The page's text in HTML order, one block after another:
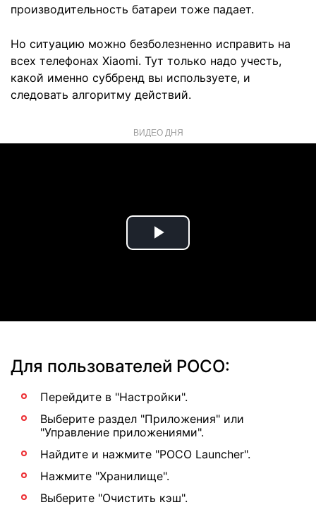
производительность батареи тоже падает.
Но ситуацию можно безболезненно исправить на
всех телефонах Xiaomi. Тут только надо учесть,
какой именно суббренд вы используете, и
следовать алгоритму действий.
ВИДЕО ДНЯ
Play
Для пользователей POCO:
Перейдите в "Настройки".
Выберите раздел "Приложения" или
"Управление приложениями".
Найдите и нажмите "POCO Launcher".
Нажмите "Хранилище".
Выберите "Очистить кэш".